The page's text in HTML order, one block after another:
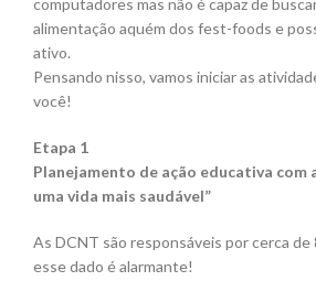
computadores mas não é capaz de
alimentação aquém dos fest-foods e
ativo.
Pensando nisso, vamos iniciar as
você!
Etapa 1
Planejamento de ação educativa com
uma vida mais saudável”
As DCNT são responsáveis por cerca de
esse dado é alarmante!